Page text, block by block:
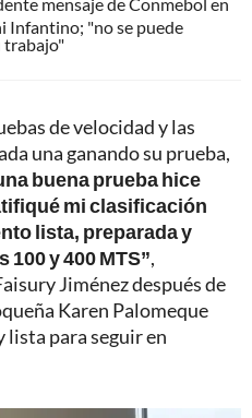
Infantino; "no se puede
trabajo"
de velocidad y las
una ganando su prueba,
buena prueba hice
mi clasificación
lista, preparada y
y 400 MTS”,
Jiménez después de
Karen Palomeque
lista para seguir en